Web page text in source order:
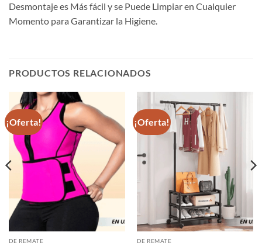
Desmontaje es Más fácil y se Puede Limpiar en Cualquier
Momento para Garantizar la Higiene.
PRODUCTOS RELACIONADOS
¡Oferta!
DE REMATE
¡Oferta!
DE REMATE